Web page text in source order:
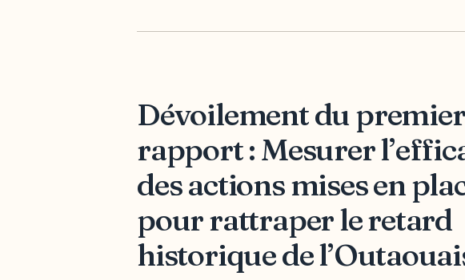
Dévoilement du premier
rapport : Mesurer
des actions mises en
pour rattraper le retard
historique de